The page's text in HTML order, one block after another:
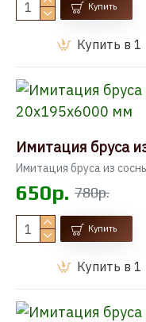
Купить
Купить в 1
Имитация бруса из
650р. 780р.
Купить
Купить в 1